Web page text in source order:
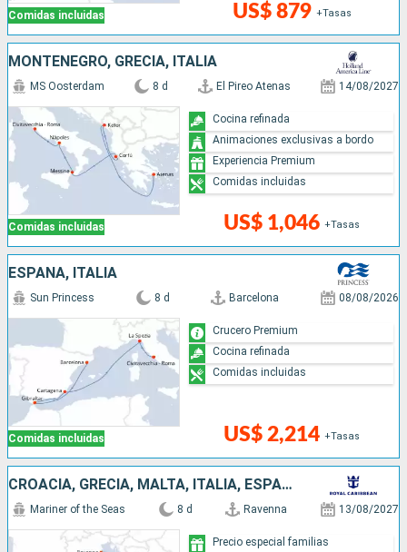
Comidas incluidas US$ 879 +Tasas
MONTENEGRO, GRECIA, ITALIA
Comidas incluidas
MS Oosterdam 8 d El Pireo Atenas 14/08/2027
US$ 1,046 +Tasas
Cocina refinada
Animaciones exclusivas a bordo
Experiencia Premium
Comidas incluidas
ESPAÑA, ITALIA
Comidas incluidas
Sun Princess 8 d Barcelona 08/08/2026
US$ 2,214 +Tasas
Crucero Premium
Cocina refinada
Comidas incluidas
CROACIA, GRECIA, MALTA, ITALIA, ESPAÑA
Mariner of the Seas 8 d Ravenna 13/08/2027
Precio especial familias